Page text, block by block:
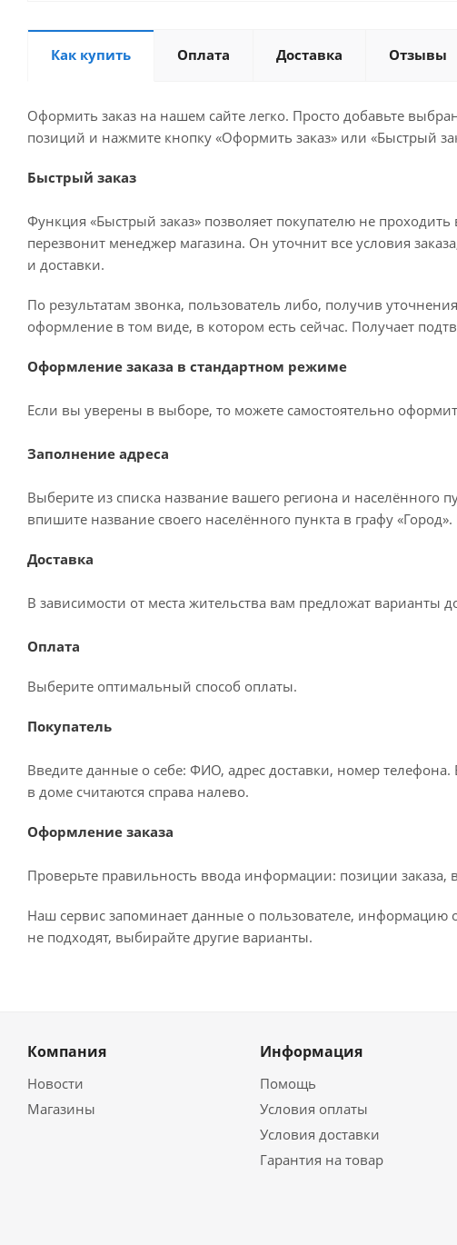
Как купить Оплата Доставка Отзывы
Оформить заказ на нашем сайте легко. Просто добавьте
позиций и нажмите кнопку «Оформить заказ» или «Быстрый
Быстрый заказ
Функция «Быстрый заказ» позволяет покупателю не
перезвонит менеджер магазина. Он уточнит все условия
и доставки.
По результатам звонка, пользователь либо, получив
оформление в том виде, в котором есть сейчас. Получает
Оформление заказа в стандартном режиме
Если вы уверены в выборе, то можете самостоятельно
Заполнение адреса
Выберите из списка название вашего региона и населённого
впишите название своего населённого пункта в графу
Доставка
В зависимости от места жительства вам предложат варианты
Оплата
Выберите оптимальный способ оплаты.
Покупатель
Введите данные о себе: ФИО, адрес доставки, номер
в доме считаются справа налево.
Оформление заказа
Проверьте правильность ввода информации: позиции
Наш сервис запоминает данные о пользователе, информацию
не подходят, выбирайте другие варианты.
Компания
Новости
Магазины
Информация
Помощь
Условия оплаты
Условия доставки
Гарантия на товар